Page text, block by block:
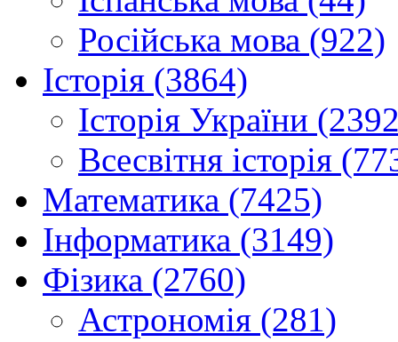
Російська мова (922)
Історія (3864)
Історія України
Всесвітня історія
Математика (7425)
Інформатика (3149)
Фізика (2760)
Астрономія (281)